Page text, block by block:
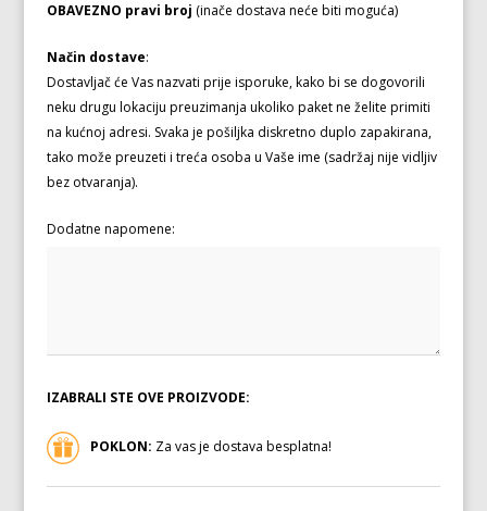
OBAVEZNO pravi broj (inače dostava neće biti moguća)
Način dostave:
Dostavljač će Vas nazvati prije isporuke, kako bi se dogovorili
neku drugu lokaciju preuzimanja ukoliko paket ne želite primiti
na kućnoj adresi. Svaka je pošiljka diskretno duplo zapakirana,
tako može preuzeti i treća osoba u Vaše ime (sadržaj nije vidljiv
bez otvaranja).
Dodatne napomene:
IZABRALI STE OVE PROIZVODE:
POKLON: Za vas je dostava besplatna!